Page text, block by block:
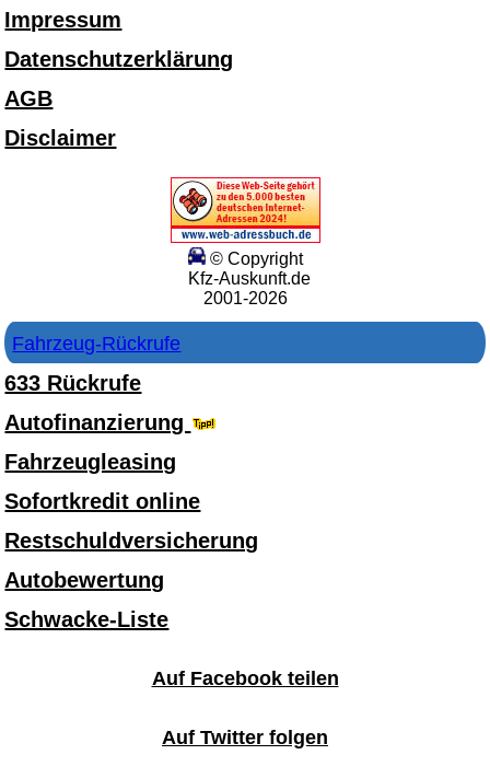
Impressum
Datenschutzerklärung
AGB
Disclaimer
© Copyright
Kfz-Auskunft.de
2001-2026
Fahrzeug-Rückrufe
633 Rückrufe
Autofinanzierung
Fahrzeugleasing
Sofortkredit online
Restschuldversicherung
Autobewertung
Schwacke-Liste
Auf Facebook teilen
Auf Twitter folgen